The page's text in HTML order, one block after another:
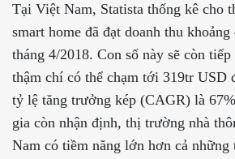
Tại Việt Nam, Statista thống kê cho
smart home đã đạt doanh thu
tháng 4/2018. Con số này sẽ còn
thậm chí có thể chạm tới 319tr USD
tỷ lệ tăng trưởng kép (CAGR) là
gia còn nhận định, thị trường nhà
Nam có tiềm năng lớn hơn cả